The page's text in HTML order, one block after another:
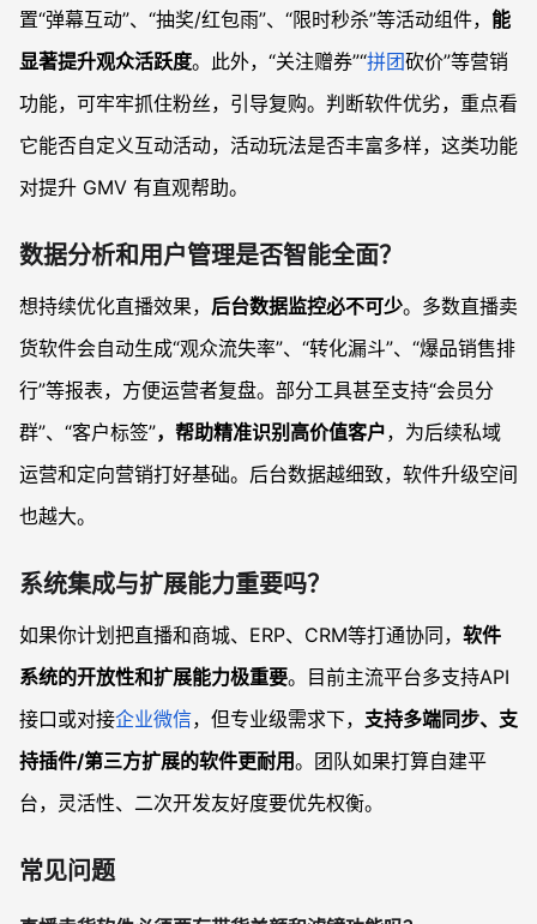
置“弹幕互动”、“抽奖/红包雨”、“限时秒杀”等活动组件， 能
显著提升观众活跃度。此外，“关注赠券”“拼团砍价”等营销
功能，可牢牢抓住粉丝，引导复购。判断软件优劣，重点看
它能否自定义互动活动，活动玩法是否丰富多样，这类功能
对提升 GMV 有直观帮助。
数据分析和用户管理是否智能全面？
想持续优化直播效果， 后台数据监控必不可少。多数直播卖
货软件会自动生成“观众流失率”、“转化漏斗”、“爆品销售排
行”等报表，方便运营者复盘。部分工具甚至支持“会员分
群”、“客户标签”，帮助精准识别高价值客户，为后续私域
运营和定向营销打好基础。后台数据越细致，软件升级空间
也越大。
系统集成与扩展能力重要吗？
如果你计划把直播和商城、ERP、CRM等打通协同， 软件
系统的开放性和扩展能力极重要。目前主流平台多支持API
接口或对接企业微信，但专业级需求下， 支持多端同步、支
持插件/第三方扩展的软件更耐用。团队如果打算自建平
台，灵活性、二次开发友好度要优先权衡。
常见问题